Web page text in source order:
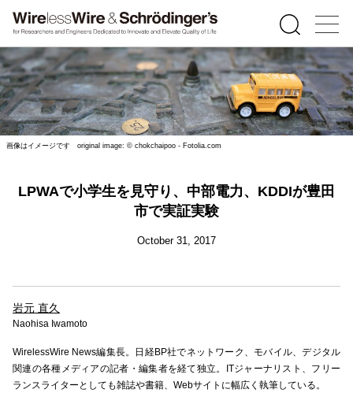
画像はイメージです original image: © chokchaipoo - Fotolia.com
LPWAで小学生を見守り、中部電力、KDDIが豊田
市で実証実験
October 31, 2017
岩元 直久
Naohisa Iwamoto
WirelessWire News編集長。日経BP社でネットワーク、モバイル、デジタル
関連の各種メディアの記者・編集者を経て独立。ITジャーナリスト、フリー
ランスライターとしても雑誌や書籍、Webサイトに幅広く執筆している。